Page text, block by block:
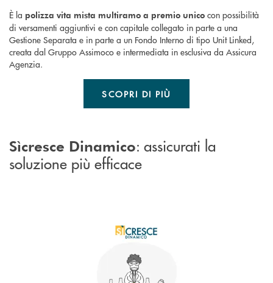
È la polizza vita mista multiramo a premio unico con possibilità
di versamenti aggiuntivi e con capitale collegato in parte a una
Gestione Separata e in parte a un Fondo Interno di tipo Unit Linked,
creata dal Gruppo Assimoco e intermediata in esclusiva da Assicura
Agenzia.
SCOPRI DI PIÙ
Sìcresce Dinamico: assicurati la
soluzione più efficace